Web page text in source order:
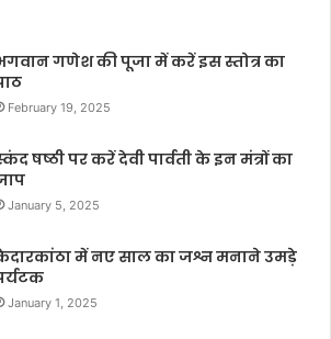
गणेश की पूजा में करें इस स्तोत्र का
February 19, 2025
षष्ठी पर करें देवी पार्वती के इन मंत्रों का
January 5, 2025
में नए साल का जश्न मनाने उमड़े
January 1, 2025